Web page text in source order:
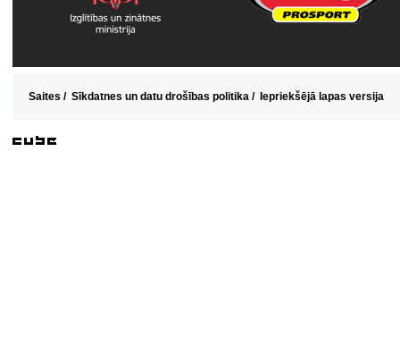
Saites / Sīkdatnes un datu drošības politika / Iepriekšējā lapas versija